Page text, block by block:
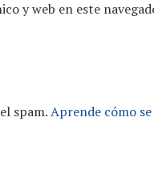
y web en este
spam.Aprende cómo